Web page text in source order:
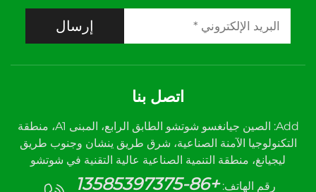
إرسال
اتصل بنا
Add: الصين جيانغسو شوتشو الطابق الرابع، المبنى A1، منطقة
التكنولوجيا الآمنة الصناعية، شرق طريق ينشان وجنوب طريق
ليجيانغ، منطقة التنمية الصناعية عالية التقنية في شوتشو
رقم الهاتف: +86-13585397375